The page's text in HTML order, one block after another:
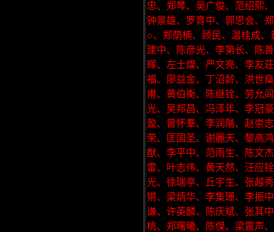
忠、郑棽、吴广俊、范绍熙
钟景雄、罗育中、郭思会、
○、郑荫楠、顾民、温桂成
建中、陈彦光、李第长、陈
辉、左士燦、严文亮、李友
福、廖益金、丁沼龄、洪世
甫、黄伯衡、陈继铨、劳允
光、吴邦昌、冯泽年、李冠
盈、曾怀羣、李润階、赵崇
荣、匡国圣、谢麗天、黎高
猷、李平中、范雨生、陈文
雷、叶志伟、黄天然、汪应
光、徐瑞亭、丘宇生、张越
锵、梁炳华、李集珊、李振
谦、许英麟、陈庆斌、张其
桃、郑曙曦、陈傑、梁震声